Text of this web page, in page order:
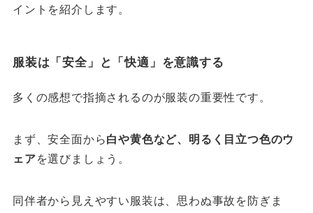
イントを紹介します。
服装は「安全」と「快適」を意識する
多くの感想で指摘されるのが服装の重要性です。
まず、安全面から白や黄色など、明るく目立つ色のウ
ェアを選びましょう。
同伴者から見えやすい服装は、思わぬ事故を防ぎま